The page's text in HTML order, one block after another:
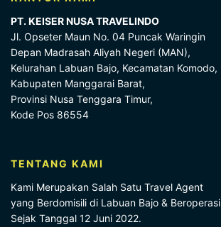
PT. KEISER NUSA TRAVELINDO
Jl. Opseter Maun No. 04 Puncak Waringin
Depan Madrasah Aliyah Negeri (MAN),
Kelurahan Labuan Bajo, Kecamatan Komodo,
Kabupaten Manggarai Barat,
Provinsi Nusa Tenggara Timur,
Kode Pos 86554
TENTANG KAMI
Kami Merupakan Salah Satu Travel Agent
yang Berdomisili di Labuan Bajo & Beroperasi
Sejak Tanggal 12 Juni 2022.